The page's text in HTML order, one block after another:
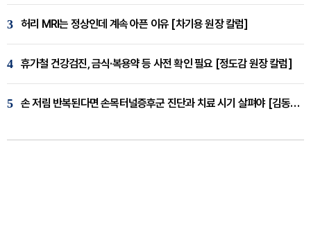
3 허리 MRI는 정상인데 계속 아픈 이유 [차기용 원장 칼럼]
4 휴가철 건강검진, 금식·복용약 등 사전 확인 필요 [정도감 원장 칼럼]
5 손 저림 반복된다면 손목터널증후군 진단과 치료 시기 살펴야 [김동현 원장 칼럼]